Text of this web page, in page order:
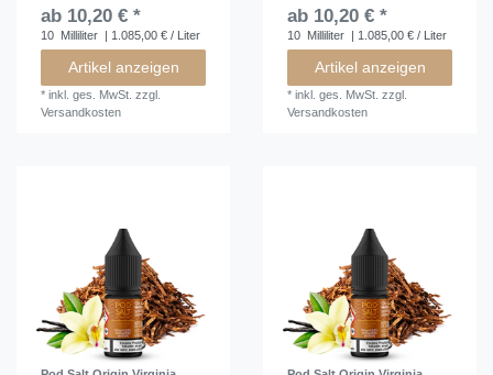
ab 10,20 € *
10 Milliliter | 1.085,00 € / Liter
Artikel anzeigen
*inkl. ges. MwSt. zzgl.
Versandkosten
ab 10,20 € *
10 Milliliter | 1.085,00 € / Liter
Artikel anzeigen
*inkl. ges. MwSt. zzgl.
Versandkosten